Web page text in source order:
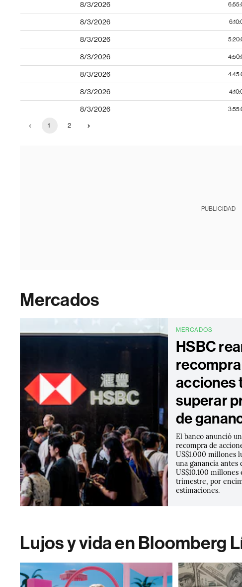
8/3/2026
8/3/2026
8/3/2026
8/3/2026
8/3/2026
8/3/2026
8/3/2026
1 2
PUBLICIDAD
Mercados
MERCADOS
HSBC
acciones
superar
de
El banco anunció
recompra de
US$1.000 millones
una ganancia antes
US$10.100
trimestre, por
estimaciones.
Lujos y vida en Bloomberg